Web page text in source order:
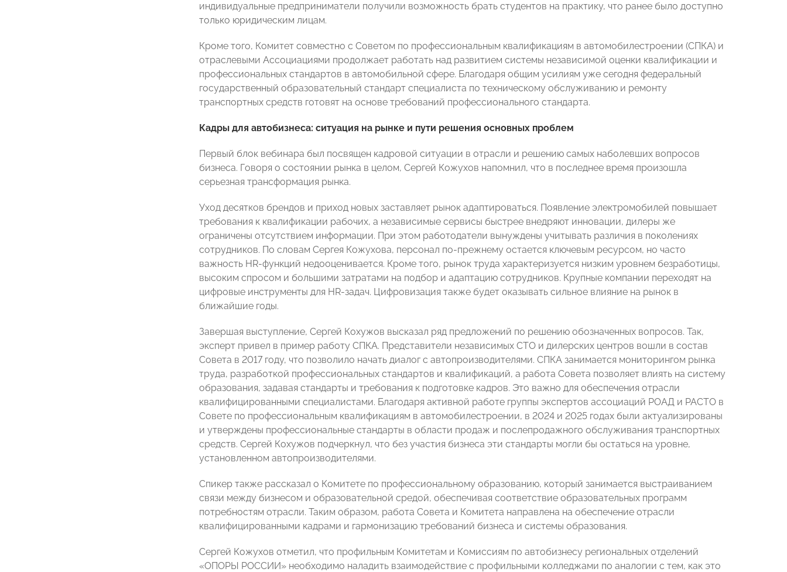
индивидуальные предприниматели получили возможность брать студентов на практику, что ранее было доступно
только юридическим лицам.
Кроме того, Комитет совместно с Советом по профессиональным квалификациям в автомобилестроении (СПКА) и
отраслевыми Ассоциациями продолжает работать над развитием системы независимой оценки квалификации и
профессиональных стандартов в автомобильной сфере. Благодаря общим усилиям уже сегодня федеральный
государственный образовательный стандарт специалиста по техническому обслуживанию и ремонту
транспортных средств готовят на основе требований профессионального стандарта.
Кадры для автобизнеса: ситуация на рынке и пути решения основных проблем
Первый блок вебинара был посвящен кадровой ситуации в отрасли и решению самых наболевших вопросов
бизнеса. Говоря о состоянии рынка в целом, Сергей Кожухов напомнил, что в последнее время произошла
серьезная трансформация рынка.
Уход десятков брендов и приход новых заставляет рынок адаптироваться. Появление электромобилей повышает
требования к квалификации рабочих, а независимые сервисы быстрее внедряют инновации, дилеры же
ограничены отсутствием информации. При этом работодатели вынуждены учитывать различия в поколениях
сотрудников. По словам Сергея Кожухова, персонал по-прежнему остается ключевым ресурсом, но часто
важность HR-функций недооценивается. Кроме того, рынок труда характеризуется низким уровнем безработицы,
высоким спросом и большими затратами на подбор и адаптацию сотрудников. Крупные компании переходят на
цифровые инструменты для HR-задач. Цифровизация также будет оказывать сильное влияние на рынок в
ближайшие годы.
Завершая выступление, Сергей Кохужов высказал ряд предложений по решению обозначенных вопросов. Так,
эксперт привел в пример работу СПКА. Представители независимых СТО и дилерских центров вошли в состав
Совета в 2017 году, что позволило начать диалог с автопроизводителями. СПКА занимается мониторингом рынка
труда, разработкой профессиональных стандартов и квалификаций, а работа Совета позволяет влиять на систему
образования, задавая стандарты и требования к подготовке кадров. Это важно для обеспечения отрасли
квалифицированными специалистами. Благодаря активной работе группы экспертов ассоциаций РОАД и РАСТО в
Совете по профессиональным квалификациям в автомобилестроении, в 2024 и 2025 годах были актуализированы
и утверждены профессиональные стандарты в области продаж и послепродажного обслуживания транспортных
средств. Сергей Кохужов подчеркнул, что без участия бизнеса эти стандарты могли бы остаться на уровне,
установленном автопроизводителями.
Спикер также рассказал о Комитете по профессиональному образованию, который занимается выстраиванием
связи между бизнесом и образовательной средой, обеспечивая соответствие образовательных программ
потребностям отрасли. Таким образом, работа Совета и Комитета направлена на обеспечение отрасли
квалифицированными кадрами и гармонизацию требований бизнеса и системы образования.
Сергей Кожухов отметил, что профильным Комитетам и Комиссиям по автобизнесу региональных отделений
«ОПОРЫ РОССИИ» необходимо наладить взаимодействие с профильными колледжами по аналогии с тем, как это